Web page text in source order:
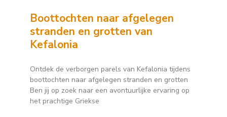
Boottochten naar afgelegen
stranden en grotten van
Kefalonia
Ontdek de verborgen parels van Kefalonia tijdens
boottochten naar afgelegen stranden en grotten
Ben jij op zoek naar een avontuurlijke ervaring op
het prachtige Griekse